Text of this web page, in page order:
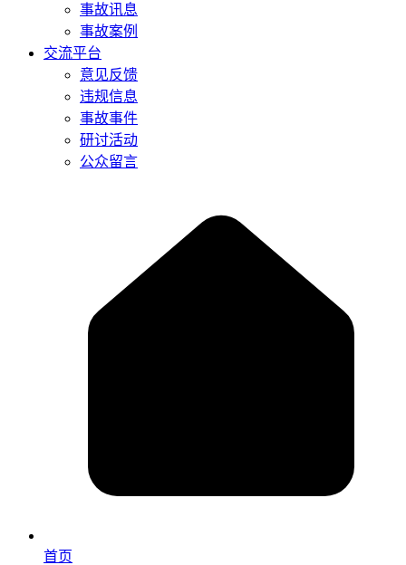
事故讯息
事故案例
交流平台
意见反馈
违规信息
事故事件
研讨活动
公众留言
首页